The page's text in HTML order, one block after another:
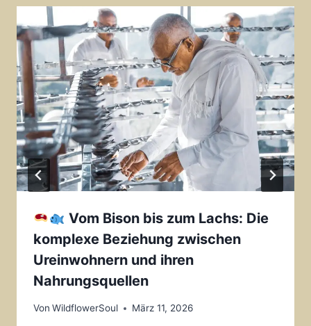
Vom Bison bis zum Lachs: Die
komplexe Beziehung zwischen
Ureinwohnern und ihren
Nahrungsquellen
Von WildflowerSoul März 11, 2026